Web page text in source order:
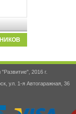
2016 г.
ул. 1-я Автогаражная, 36